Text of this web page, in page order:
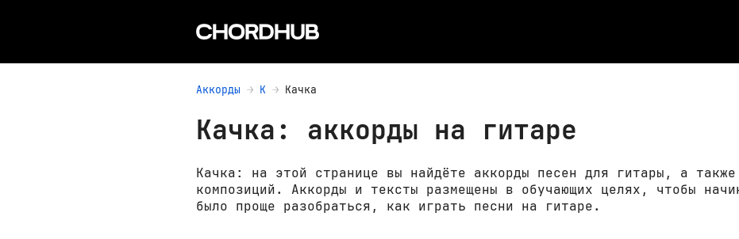
Аккорды К Качка
Качка: аккорды на гитаре
Качка: на этой странице вы найдёте аккорды песен для гитары, а также
композиций. Аккорды и тексты размещены в обучающих целях, чтобы
было проще разобраться, как играть песни на гитаре.